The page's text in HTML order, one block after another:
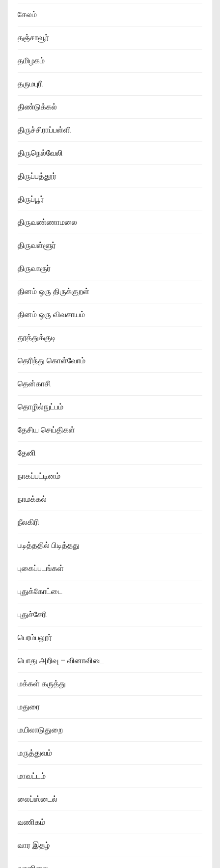
சேலம்
தஞ்சாவூர்
தமிழகம்
தருமபுரி
திண்டுக்கல்
திருச்சிராப்பள்ளி
திருநெல்வேலி
திருப்பத்தூர்
திருப்பூர்
திருவண்ணாமலை
திருவள்ளூர்
திருவாரூர்
தினம் ஒரு திருக்குறள்
தினம் ஒரு விவசாயம்
தூத்துக்குடி
தெரிந்து கொள்வோம்
தென்காசி
தொழில்நுட்பம்
தேசிய செய்திகள்
தேனி
நாகப்பட்டினம்
நாமக்கல்
நீலகிரி
படித்ததில் பிடித்தது
புகைப்படங்கள்
புதுக்கோட்டை
புதுச்சேரி
பெரம்பலூர்
பொது அறிவு – வினாவிடை
மக்கள் கருத்து
மதுரை
மயிலாடுதுறை
மருத்துவம்
மாவட்டம்
லைப்ஸ்டைல்
வணிகம்
வார இதழ்